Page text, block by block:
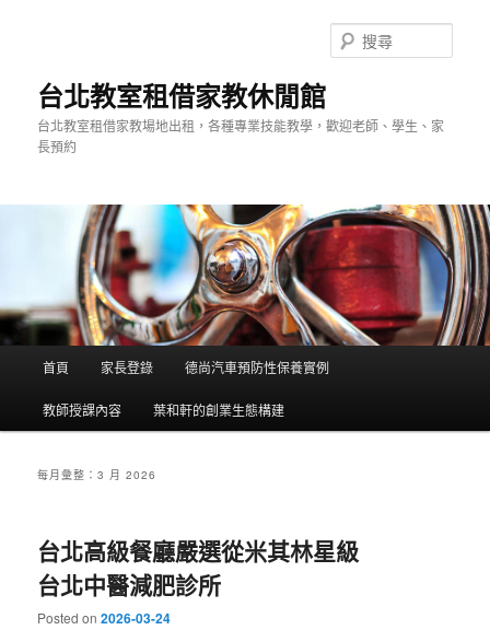
台北教室租借家教休閒館
台北教室租借家教場地出租，各種專業技能教學，歡迎老師、學生、家
長預約
尋
跳
到
容
跳
到
內
容
首頁 家長登錄 德尚汽車預防性保養實例
教師授課內容 葉和軒的創業生態構建
每月彙整：3 月 2026
台北高級餐廳嚴選從米其林星級
台北中醫減肥診所
Posted on2026-03-24